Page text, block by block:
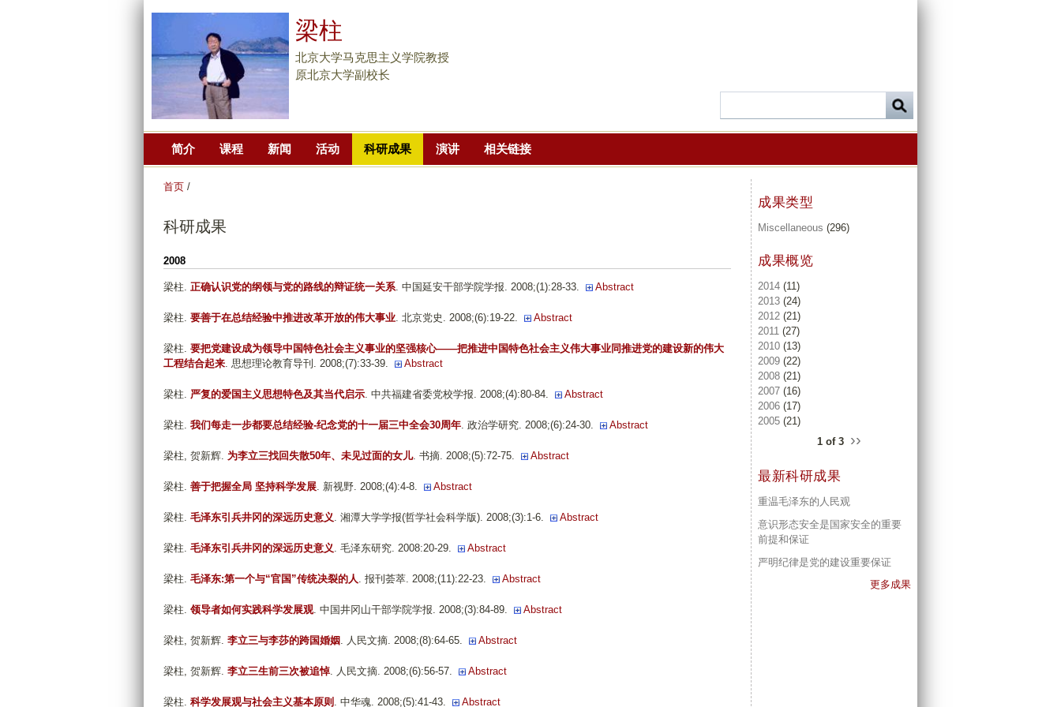
主
梁柱
北京大学马克思主义学院教授
原北京大学副校长
简介 课程 新闻 活动 科研成果 演讲 相关链接
首页 /
科研成果
2008
梁柱. 正确认识党的纲领与党的路线的辩证统一关系. 中国延安干部学院学报. 2008;(1):28-33. Abstract
梁柱. 要善于在总结经验中推进改革开放的伟大事业. 北京党史. 2008;(6):19-22. Abstract
梁柱. 要把党建设成为领导中国特色社会主义事业的坚强核心——把推进中国特色社会主义伟大事业同推进党的建设新的伟大
工程结合起来. 思想理论教育导刊. 2008;(7):33-39. Abstract
梁柱. 严复的爱国主义思想特色及其当代启示. 中共福建省委党校学报. 2008;(4):80-84. Abstract
梁柱. 我们每走一步都要总结经验-纪念党的十一届三中全会30周年. 政治学研究. 2008;(6):24-30. Abstract
梁柱, 贺新辉. 为李立三找回失散50年、未见过面的女儿. 书摘. 2008;(5):72-75. Abstract
梁柱. 善于把握全局 坚持科学发展. 新视野. 2008;(4):4-8. Abstract
梁柱. 毛泽东引兵井冈的深远历史意义. 湘潭大学学报(哲学社会科学版). 2008;(3):1-6. Abstract
梁柱. 毛泽东引兵井冈的深远历史意义. 毛泽东研究. 2008:20-29. Abstract
梁柱. 毛泽东:第一个与“官国”传统决裂的人. 报刊荟萃. 2008;(11):22-23. Abstract
梁柱. 领导者如何实践科学发展观. 中国井冈山干部学院学报. 2008;(3):84-89. Abstract
梁柱, 贺新辉. 李立三与李莎的跨国婚姻 . 人民文摘. 2008;(8):64-65. Abstract
梁柱, 贺新辉. 李立三生前三次被追悼. 人民文摘. 2008;(6):56-57. Abstract
梁柱. 科学发展观与社会主义基本原则 . 中华魂. 2008;(5):41-43. Abstract
成果类型
Miscellaneous (296)
成果概览
2014 (11)
2013 (24)
2012 (21)
2011 (27)
2010 (13)
2009 (22)
2008 (21)
2007 (16)
2006 (17)
2005 (21)
1 of 3 ››
最新科研成果
重温毛泽东的人民观
意识形态安全是国家安全的重要
前提和保证
严明纪律是党的建设重要保证
更多成果